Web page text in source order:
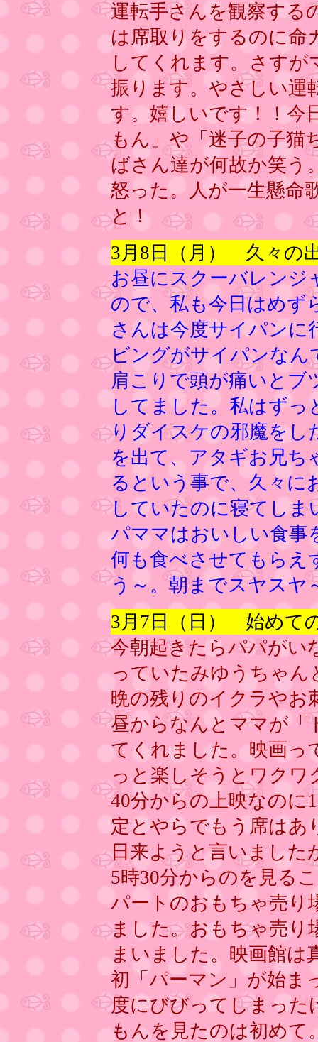
運転手さんを観察する
は席取りをするのに命
してくれます。さすが
振ります。やさしい運
す。嬉しいです！！今
もん」や「迷子の子猫
ばさん達が何故か笑う
怒った。人が一生懸命
と！
3月8日（月） 久々の
お昼にスクーバレンジ
ので、私も今日はめず
さんは今度サイパンに
ビングがサイパンなん
肩こりで頭が痛いとブ
してました。私はず
りダイスケの邪魔をし
を出て、アタギお兄ち
るという事で、久々に
していたのに寝てしま
パママはおいしい食事
何も食べさせてもらえ
う～。朝までスヤスヤ
3月7日（日） 始めて
今朝起きたらパパがい
っていたみゆうちゃん
晩の残りのイクラやお
昼からなんとママが「
てくれました。映画っ
っと楽しそうとワクワ
40分からの上映なのに
定とやらでもう席はあ
日来ようと言いました
5時30分からのを見る
パートのおもちゃ売り
ました。おもちゃ売り
まいました。映画館は
初「パーマン」が始ま
度にびびってしまった
もんを見たのは初め